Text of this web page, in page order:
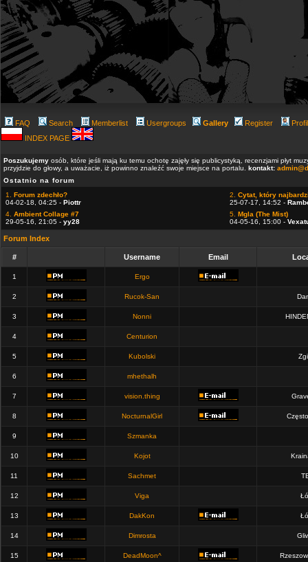
FAQ Search Memberlist Usergroups Gallery Register
INDEX PAGE
Poszukujemy osób, które jeśli mają ku temu ochotę zajęły się publicystyką, recenzjami płyt
przyjdzie do głowy, a uważacie, iż powinno znaleźć swoje miejsce na portalu. kontakt:
Ostatnio na forum
1. Forum zdechło?
04-02-18, 04:25 - Piottr
2. Cytat, który
25-07-17, 14:52 -
4. Ambient Collage #7
29-05-16, 21:05 - yy28
5. Mgla (The Mist)
04-05-16, 15:00 -
Forum Index
# Username Email
1 Ergo
2 Rucok-San
3 Nonni
4 Centurion
5 Kubolski
6 mhethalh
7 vision.thing
8 NocturnalGirl
9 Szmanka
10 Kojot
11 Sachmet
12 Viga
13 DakKon
14 Dimrosta
15 DeadMoon^